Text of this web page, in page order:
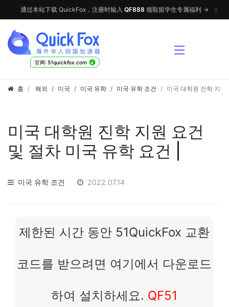
通过本站下载 QuickFox，注册时输入 QF888 领取留学生专属福利 → ✕
官网: 51quickfox.com √
홈 해외 / 미국 / 미국 유학 / 미국 유학 조건 미국 대학원 진학 지
미국 대학원 진학 지원 요건
및 절차 미국 유학 요건 |
미국 유학 조건 2022.07.14
제한된 시간 동안 51QuickFox 교환
코드를 받으려면 여기에서 다운로드
하여 설치하세요. QF51